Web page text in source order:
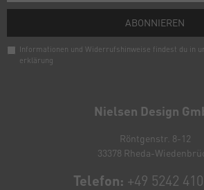
Nielsen Design
Röntgenstr. 8-12
33378 Rheda-
Telefon: +49 5242
ABONNIEREN
Informationen und Widerrufshinweise findest du in
erklärung